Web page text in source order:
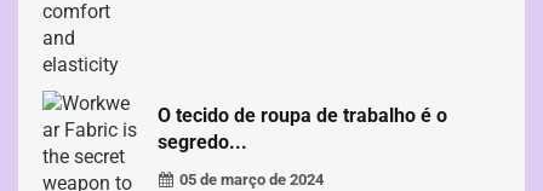
O tecido de roupa de trabalho é o
segredo...
05 de março de 2024